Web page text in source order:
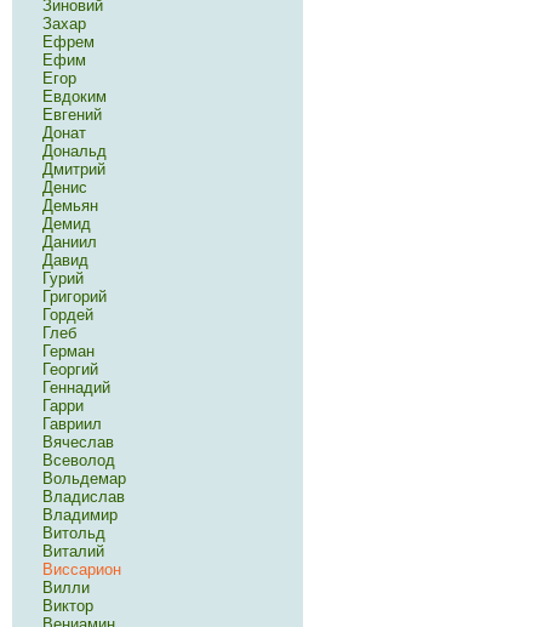
Зиновий
Захар
Ефрем
Ефим
Егор
Евдоким
Евгений
Донат
Дональд
Дмитрий
Денис
Демьян
Демид
Даниил
Давид
Гурий
Григорий
Гордей
Глеб
Герман
Георгий
Геннадий
Гарри
Гавриил
Вячеслав
Всеволод
Вольдемар
Владислав
Владимир
Витольд
Виталий
Виссарион
Вилли
Виктор